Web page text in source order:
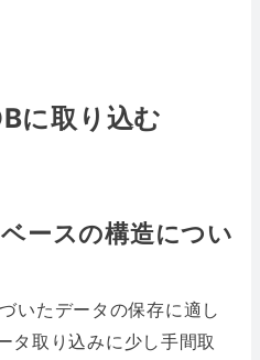
に取り込む
ースの構造につい
いたデータの保存に適し
タ取り込みに少し手間取